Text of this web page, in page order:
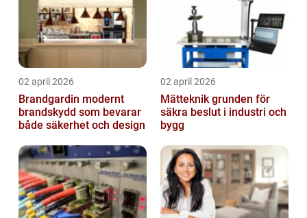
02 april 2026
Brandgardin modernt
brandskydd som bevarar
både säkerhet och design
02 april 2026
Mätteknik grunden för
säkra beslut i industri och
bygg